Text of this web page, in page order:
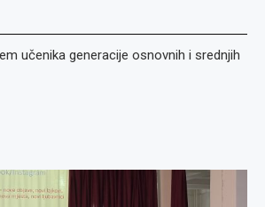
učenika generacije osnovnih i srednjih